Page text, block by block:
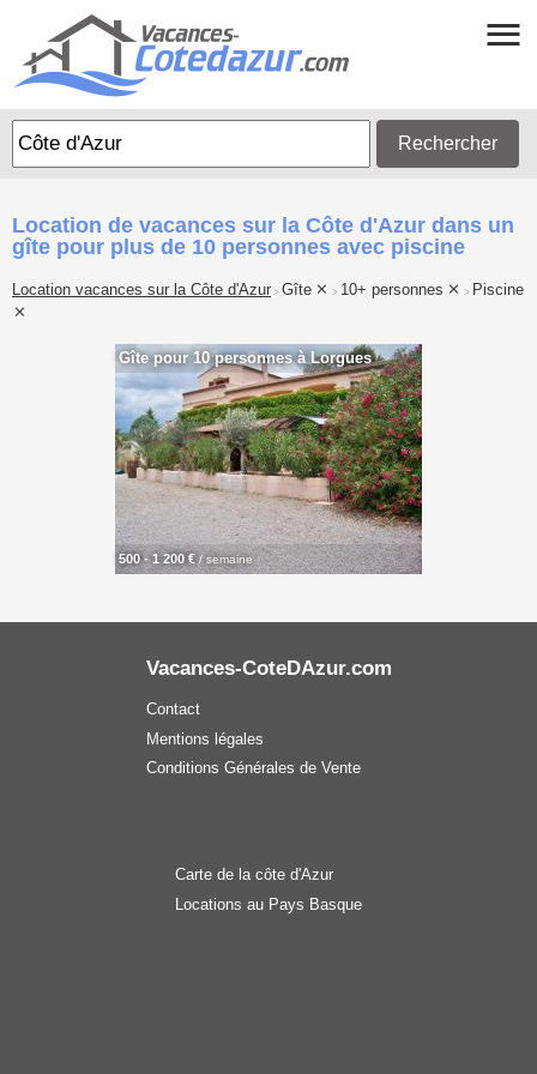
Rechercher
Location de vacances sur la Côte d'Azur dans un
gîte pour plus de 10 personnes avec piscine
Location vacances sur la Côte d'Azur > Gîte > 10+ personnes > Piscine
Gîte pour 10 personnes à Lorgues
500 - 1 200 € / semaine
Vacances-CoteDAzur.com
Contact
Mentions légales
Conditions Générales de Vente
Carte de la côte d'Azur
Locations au Pays Basque